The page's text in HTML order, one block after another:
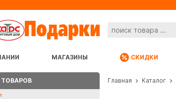
МАГАЗИНЫ СКИДКИ
ТОВАРОВ
Главная Каталог